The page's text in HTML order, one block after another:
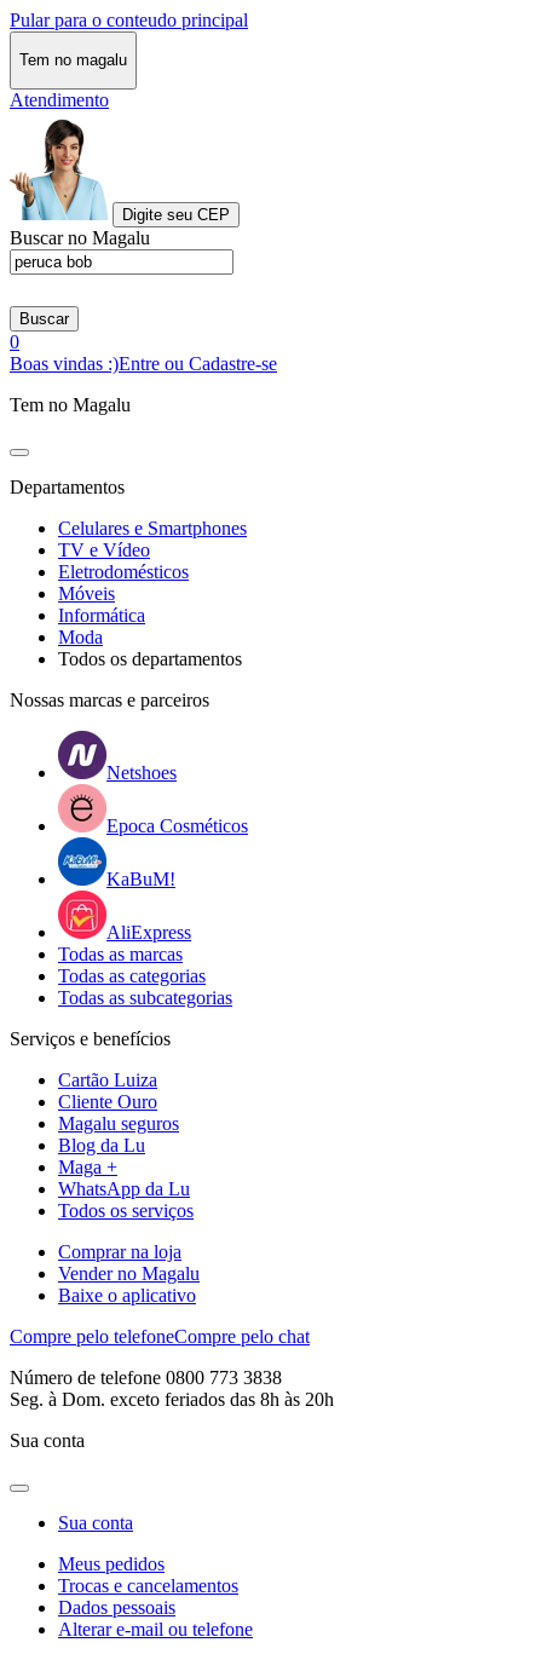
Pular para o conteudo principal
Tem no magalu
Atendimento
Digite seu CEP
Buscar no Magalu
Buscar
0
Boas vindas :)Entre ou Cadastre-se
Tem no Magalu
Departamentos
Celulares e Smartphones
TV e Vídeo
Eletrodomésticos
Móveis
Informática
Moda
Todos os departamentos
Nossas marcas e parceiros
Netshoes
Epoca Cosméticos
KaBuM!
AliExpress
Todas as marcas
Todas as categorias
Todas as subcategorias
Serviços e benefícios
Cartão Luiza
Cliente Ouro
Magalu seguros
Blog da Lu
Maga +
WhatsApp da Lu
Todos os serviços
Comprar na loja
Vender no Magalu
Baixe o aplicativo
Compre pelo telefoneCompre pelo chat
Número de telefone 0800 773 3838
Seg. à Dom. exceto feriados das 8h às 20h
Sua conta
Sua conta
Meus pedidos
Trocas e cancelamentos
Dados pessoais
Alterar e-mail ou telefone